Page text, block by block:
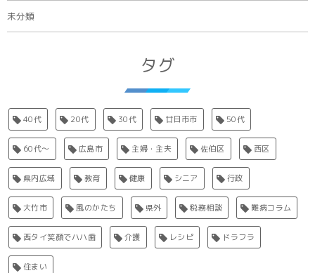
未分類
タグ
40代 20代 30代 廿日市市 50代
60代〜 広島市 主婦・主夫 佐伯区 西区
県内広域 教育 健康 シニア 行政
大竹市 風のかたち 県外 税務相談 難病コラム
西タイ笑顔でハハ歯 介護 レシピ ドラフラ
住まい